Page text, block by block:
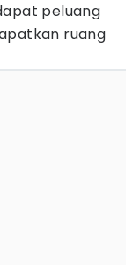
peluang
ruang